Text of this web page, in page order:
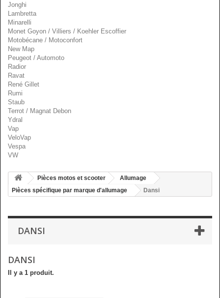
Jonghi
Lambretta
Minarelli
Monet Goyon / Villiers / Koehler Escoffier
Motobécane / Motoconfort
New Map
Peugeot / Automoto
Radior
Ravat
René Gillet
Rumi
Staub
Terrot / Magnat Debon
Ydral
Vap
VeloVap
Vespa
VW
Pièces motos et scooter
Allumage
Pièces spécifique par marque d'allumage
Dansi
DANSI
DANSI
Il y a 1 produit.